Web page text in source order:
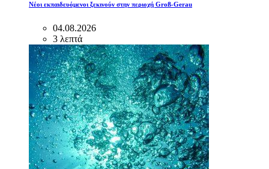
Νέοι εκπαιδευόμενοι ξεκινούν στην περιοχή Groß-Gerau
04.08.2026
3 λεπτά